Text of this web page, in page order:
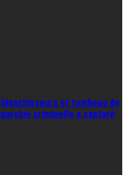
et tombeau de
criminelle a capturé